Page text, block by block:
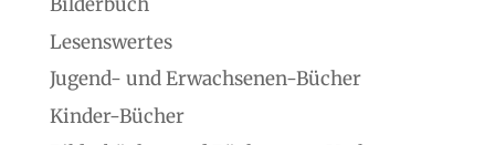
Lesenswertes
Jugend- und Erwachsenen-Bücher
Kinder-Bücher